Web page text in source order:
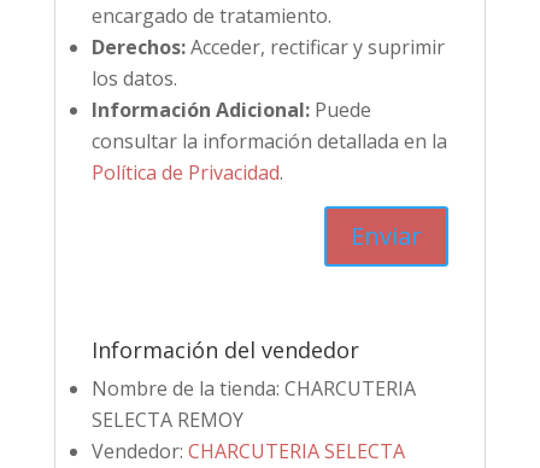
encargado de tratamiento.
Derechos:Acceder, rectificar y suprimir
los datos.
Información Adicional:Puede
consultar la información detallada en la
Política de Privacidad.
Información del vendedor
Nombre de la tienda: CHARCUTERIA
SELECTA REMOY
Vendedor: CHARCUTERIA SELECTA